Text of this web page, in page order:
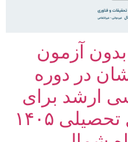
آزمون
در دوره
ارشد برای
نیمسال اول سال تحصیلی ۱۴۰۵